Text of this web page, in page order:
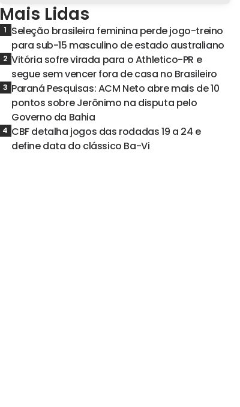
Mais Lidas
1 Seleção brasileira feminina perde jogo-treino
para sub-15 masculino de estado australiano
2 Vitória sofre virada para o Athletico-PR e
segue sem vencer fora de casa no Brasileiro
3 Paraná Pesquisas: ACM Neto abre mais de 10
pontos sobre Jerônimo na disputa pelo
Governo da Bahia
4 CBF detalha jogos das rodadas 19 a 24 e
define data do clássico Ba-Vi